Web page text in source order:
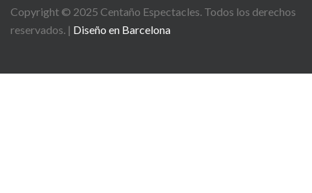
Copyright © 2025 Centaño Espectacles. Todos los derechos
reservados. | Diseño en Barcelona